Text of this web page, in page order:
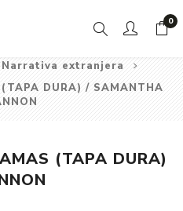
0
Narrativa extranjera
DURA) / SAMANTHA
(TAPA DURA)